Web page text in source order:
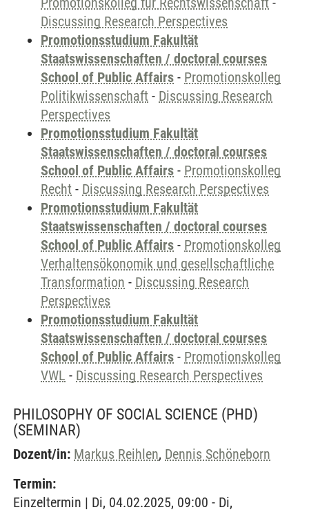
Discussing Research Perspectives
Promotionsstudium Fakultät
Staatswissenschaften / doctoral courses
School of Public Affairs - Promotionskolleg
Politikwissenschaft - Discussing Research
Perspectives
Promotionsstudium Fakultät
Staatswissenschaften / doctoral courses
School of Public Affairs - Promotionskolleg
Recht - Discussing Research Perspectives
Promotionsstudium Fakultät
Staatswissenschaften / doctoral courses
School of Public Affairs - Promotionskolleg
Verhaltensökonomik und gesellschaftliche
Transformation - Discussing Research
Perspectives
Promotionsstudium Fakultät
Staatswissenschaften / doctoral courses
School of Public Affairs - Promotionskolleg
VWL - Discussing Research Perspectives
PHILOSOPHY OF SOCIAL SCIENCE (PHD)
(SEMINAR)
Dozent/in: Markus Reihlen, Dennis Schöneborn
Termin:
Einzeltermin | Di, 04.02.2025, 09:00 - Di,